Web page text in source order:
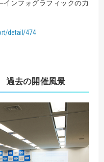
インフォグラフィックの力
detail/474
過去の開催風景